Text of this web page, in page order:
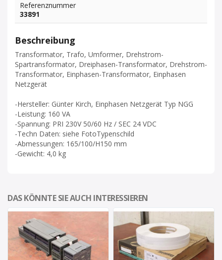
Referenznummer
33891
Beschreibung
Transformator, Trafo, Umformer, Drehstrom-
Spartransformator, Dreiphasen-Transformator, Drehstrom-
Transformator, Einphasen-Transformator, Einphasen
Netzgerät
-Hersteller: Günter Kirch, Einphasen Netzgerät Typ NGG
-Leistung: 160 VA
-Spannung: PRI 230V 50/60 Hz / SEC 24 VDC
-Techn Daten: siehe FotoTypenschild
-Abmessungen: 165/100/H150 mm
-Gewicht: 4,0 kg
DAS KÖNNTE SIE AUCH INTERESSIEREN